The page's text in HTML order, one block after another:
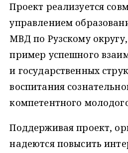
Проект реализуется
управлением
МВД по Рузскому
пример успешного
и государственных
воспитания
компетентного
Поддерживая проект,
надеются повысить